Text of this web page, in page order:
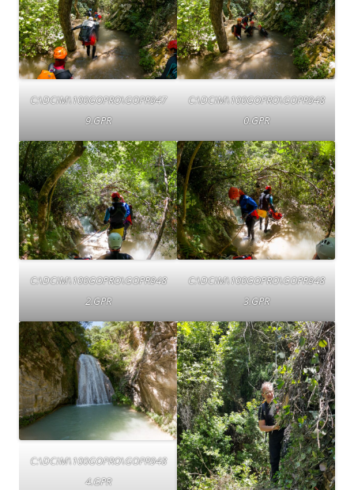
C:\DCIM\100GOPRO\GOPR947
9.GPR
C:\DCIM\100GOPRO\GOPR948
0.GPR
C:\DCIM\100GOPRO\GOPR948
2.GPR
C:\DCIM\100GOPRO\GOPR948
3.GPR
C:\DCIM\100GOPRO\GOPR948
4.GPR